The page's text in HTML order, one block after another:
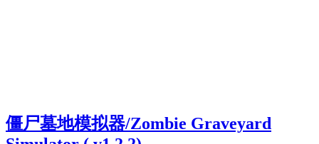
僵尸墓地模拟器/Zombie Graveyard